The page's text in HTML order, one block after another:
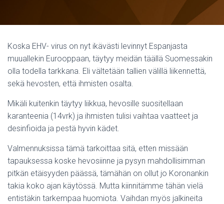
Koska EHV- virus on nyt ikävästi levinnyt Espanjasta
muuallekin Eurooppaan, täytyy meidän täällä Suomessakin
olla todella tarkkana. Eli vältetään tallien välillä liikennettä,
sekä hevosten, että ihmisten osalta.
Mikäli kuitenkin täytyy liikkua, hevosille suositellaan
karanteenia (14vrk) ja ihmisten tulisi vaihtaa vaatteet ja
desinfioida ja pestä hyvin kädet.
Valmennuksissa tämä tarkoittaa sitä, etten missään
tapauksessa koske hevosiinne ja pysyn mahdollisimman
pitkän etäisyyden päässä, tämähän on ollut jo Koronankin
takia koko ajan käytössä. Mutta kiinnitämme tähän vielä
entistäkin tarkempaa huomiota. Vaihdan myös jalkineita